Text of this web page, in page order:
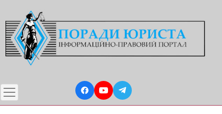
до
основного
вмісту